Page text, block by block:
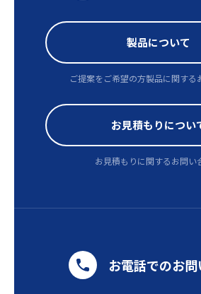
製品について
ご提案をご希望の方製品に関する
お見積もりについ
お見積もりに関するお問い
お電話でのお